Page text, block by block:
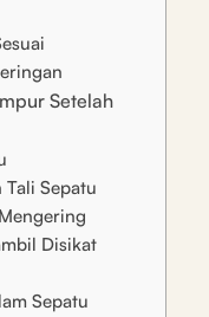
Setelah
Sepatu
Disikat
Sepatu